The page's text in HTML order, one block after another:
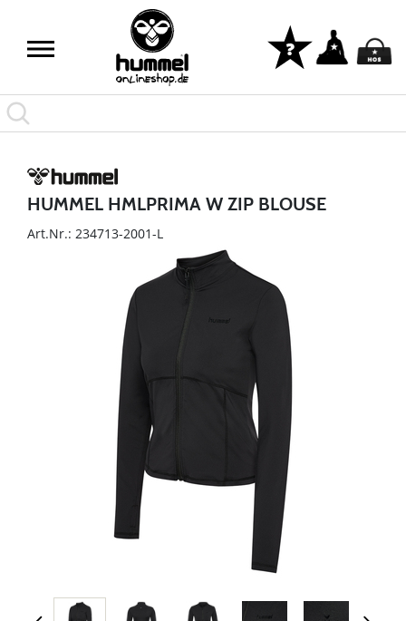
HUMMEL HMLPRIMA W ZIP BLOUSE
Art.Nr.: 234713-2001-L